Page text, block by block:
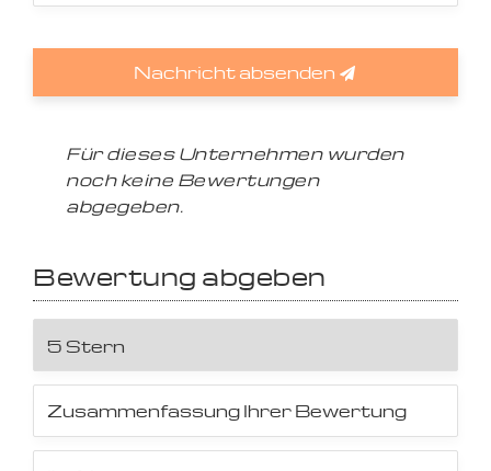
Nachricht absenden
Für dieses Unternehmen wurden
noch keine Bewertungen
abgegeben.
Bewertung abgeben